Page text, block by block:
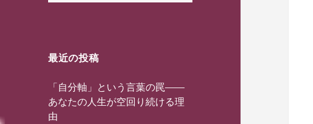
最近の投稿
「自分軸」という言葉の罠——
あなたの人生が空回り続ける理
由